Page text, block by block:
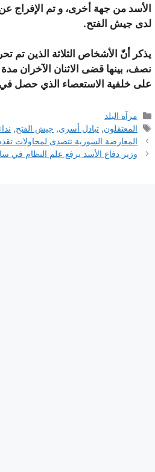
لدى جيش الفتح.
على خلفية الاستعصاء الذي حصل
التصنيفات
مرآة البلد
الوسوم
المعتقلون,تبادل أسرى, جيش الفتح,
المعارضة السورية تتصدى لمحاولات
وزير دفاع الأسد يرفع علم النظام في